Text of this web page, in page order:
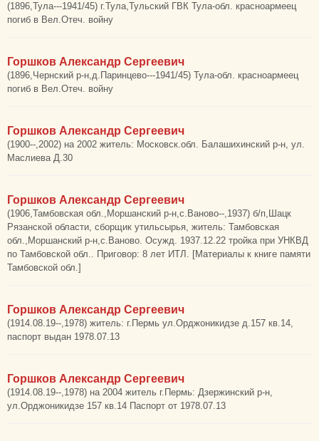
(1896,Тула---1941/45) г.Тула,Тульский ГВК Тула-обл. красноармеец
погиб в Вел.Отеч. войну
Горшков Александр Сергеевич
(1896,Чернский р-н,д.Паринцево---1941/45) Тула-обл. красноармеец
погиб в Вел.Отеч. войну
Горшков Александр Сергеевич
(1900--,2002) на 2002 житель: Московск.обл. Балашихинский р-н, ул.
Маслиева Д.30
Горшков Александр Сергеевич
(1906,Тамбовская обл.,Моршанский р-н,с.Ваново--,1937) б/п,Шацк
Рязанской области, сборщик утильсырья, житель: Тамбовская
обл.,Моршанский р-н,с.Ваново. Осужд. 1937.12.22 тройка при УНКВД
по Тамбовской обл.. Приговор: 8 лет ИТЛ. [Материалы к книге памяти
Тамбовской обл.]
Горшков Александр Сергеевич
(1914.08.19--,1978) житель: г.Пермь ул.Орджоникидзе д.157 кв.14,
паспорт выдан 1978.07.13
Горшков Александр Сергеевич
(1914.08.19--,1978) на 2004 житель г.Пермь: Дзержинский р-н,
ул.Орджоникидзе 157 кв.14 Паспорт от 1978.07.13